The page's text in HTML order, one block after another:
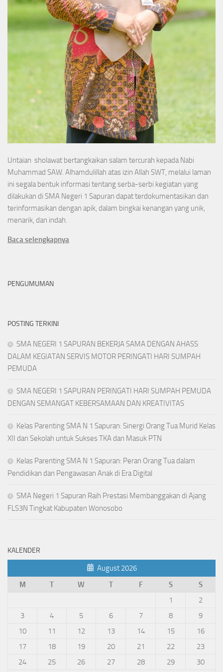
Untaian sholawat bertangkaikan salam tercurah kepada Nabi
Muhammad SAW. Alhamdulillah atas izin Allah SWT, melalui laman
ini segala bentuk informasi tentang serba-serbi kegiatan yang
dilakukan di SMA Negeri 1 Sapuran dapat terdokumentasikan dan
terinformasikan dengan apik, dalam bingkai kenangan yang unik,
menarik, dan indah.
Baca selengkapnya
PENGUMUMAN
POSTING TERKINI
SMA NEGERI 1 SAPURAN BEKERJA SAMA DENGAN AHASS
DALAM KEGIATAN SERVIS MOTOR PERINGATI HARI SUMPAH
PEMUDA
SMA NEGERI 1 SAPURAN PERINGATI HARI SUMPAH PEMUDA
DENGAN SEMANGAT KEBERSAMAAN DAN KREATIVITAS
Kelas Parenting SMA N 1 Sapuran: Sinergi Orang Tua Murid Kelas
XII dan Sekolah untuk Sukses TKA dan Masuk PTN
Kelas Parenting SMA N 1 Sapuran: Peran Orang Tua dalam
Pendidikan dan Pengawasan Anak di Era Digital
SMA Negeri 1 Sapuran Raih Prestasi Membanggakan di Ajang
FLS3N Tingkat Kabupaten Wonosobo
KALENDER
August 2026
M
T W T F S
S
1
2
3
4 5 6 7 8
9
10
11 12 13 14 15
16
17
18 19 20 21 22
23
24
25 26 27 28 29 30